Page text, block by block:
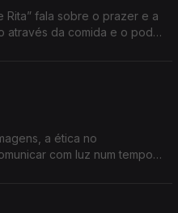
Rita” fala sobre o prazer e a
através da comida e o poder
a ética no
com luz num tempo